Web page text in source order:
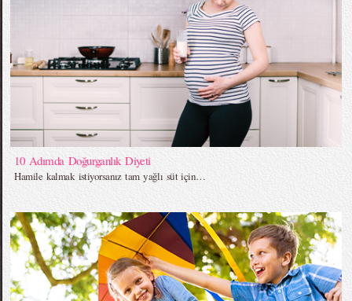
10 Adımda Doğurganlık Diyeti
Hamile kalmak istiyorsanız tam yağlı süt için…